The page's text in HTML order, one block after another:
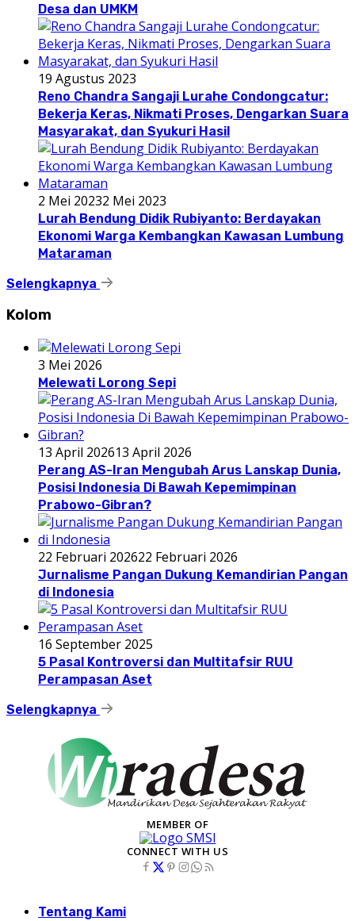
Desa dan UMKM
19 Agustus 2023
Reno Chandra Sangaji Lurahe Condongcatur:
Bekerja Keras, Nikmati Proses, Dengarkan Suara
Masyarakat, dan Syukuri Hasil
2 Mei 20232 Mei 2023
Lurah Bendung Didik Rubiyanto: Berdayakan
Ekonomi Warga Kembangkan Kawasan Lumbung
Mataraman
Selengkapnya
Kolom
3 Mei 2026
Melewati Lorong Sepi
13 April 202613 April 2026
Perang AS-Iran Mengubah Arus Lanskap Dunia,
Posisi Indonesia Di Bawah Kepemimpinan
Prabowo-Gibran?
22 Februari 202622 Februari 2026
Jurnalisme Pangan Dukung Kemandirian Pangan
di Indonesia
16 September 2025
5 Pasal Kontroversi dan Multitafsir RUU
Perampasan Aset
Selengkapnya
MEMBER OF
CONNECT WITH US
Tentang Kami